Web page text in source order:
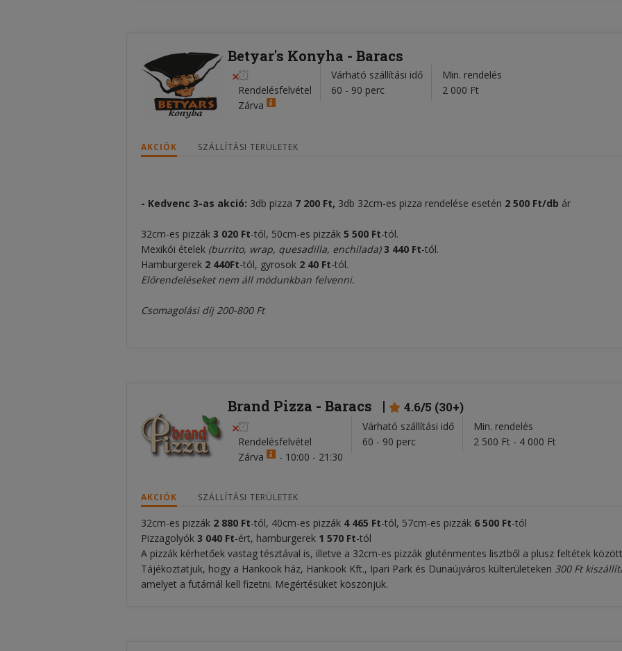
Betyar's Konyha - Baracs
Rendelésfelvétel
Zárva
Várható szállítási idő
60 - 90 perc
Min. rendelés
2 000 Ft
AKCIÓK SZÁLLÍTÁSI TERÜLETEK
- Kedvenc 3-as akció: 3db pizza 7 200 Ft, 3db 32cm-es pizza rendelése esetén 2 500 Ft/db ár
32cm-es pizzák 3 020 Ft-tól, 50cm-es pizzák 5 500 Ft-tól.
Mexikói ételek (burrito, wrap, quesadilla, enchilada) 3 440 Ft-tól.
Hamburgerek 2 440Ft-tól, gyrosok 2 40 Ft-tól.
Előrendeléseket nem áll módunkban felvenni.
Csomagolási díj 200-800 Ft
Brand Pizza - Baracs 4.6/5 (30+)
Rendelésfelvétel
Zárva
- 10:00 - 21:30
Várható szállítási idő
60 - 90 perc
Min. rendelés
2 500 Ft - 4 000 Ft
AKCIÓK SZÁLLÍTÁSI TERÜLETEK
32cm-es pizzák 2 880 Ft-tól, 40cm-es pizzák 4465 Ft-tól, 57cm-es pizzák 6 500 Ft-tól
Pizzagolyók 3 040 Ft-ért, hamburgerek 1 570 Ft-tól
A pizzák kérhetőek vastag tésztával is, illetve a 32cm-es pizzák gluténmentes lisztből a plusz feltétek között
Tájékoztatjuk, hogy a Hankook ház, Hankook Kft., Ipari Park és Dunaújváros külterületeken 300 Ft
amelyet a futárnál kell fizetni. Megértésüket köszönjük.